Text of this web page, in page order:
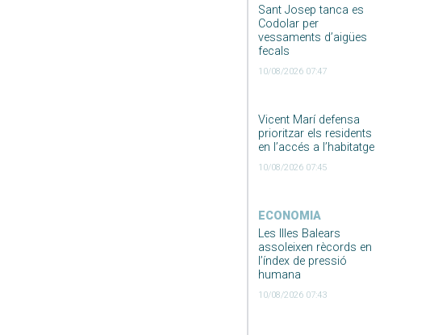
Sant Josep tanca es
Codolar per
vessaments d’aigües
fecals
10/08/2026 07:47
Vicent Marí defensa
prioritzar els residents
en l’accés a l’habitatge
10/08/2026 07:45
ECONOMIA
Les Illes Balears
assoleixen rècords en
l’índex de pressió
humana
10/08/2026 07:43